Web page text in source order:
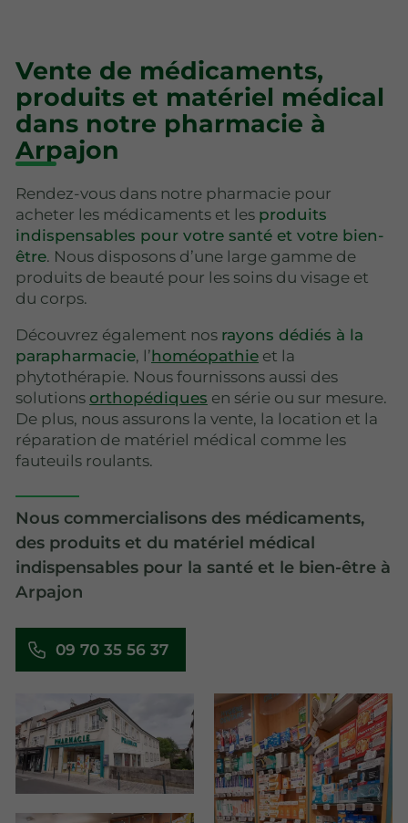
Vente de médicaments,
produits et matériel médical
dans notre pharmacie à
Arpajon
Rendez-vous dans notre pharmacie pour
acheter les médicaments et les produits
indispensables pour votre santé et votre bien-
être. Nous disposons d’une large gamme de
produits de beauté pour les soins du visage et
du corps.
Découvrez également nos rayons dédiés à la
parapharmacie, l’homéopathie et la
phytothérapie. Nous fournissons aussi des
solutions orthopédiques en série ou sur mesure.
De plus, nous assurons la vente, la location et la
réparation de matériel médical comme les
fauteuils roulants.
Nous commercialisons des médicaments,
des produits et du matériel médical
indispensables pour la santé et le bien-être à
Arpajon
09 70 35 56 37